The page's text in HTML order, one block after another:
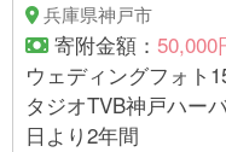
兵庫県神戸市
寄附金額： 50,000
ウェディングフォト
タジオTVB神戸ハーバーランド
日より2年間